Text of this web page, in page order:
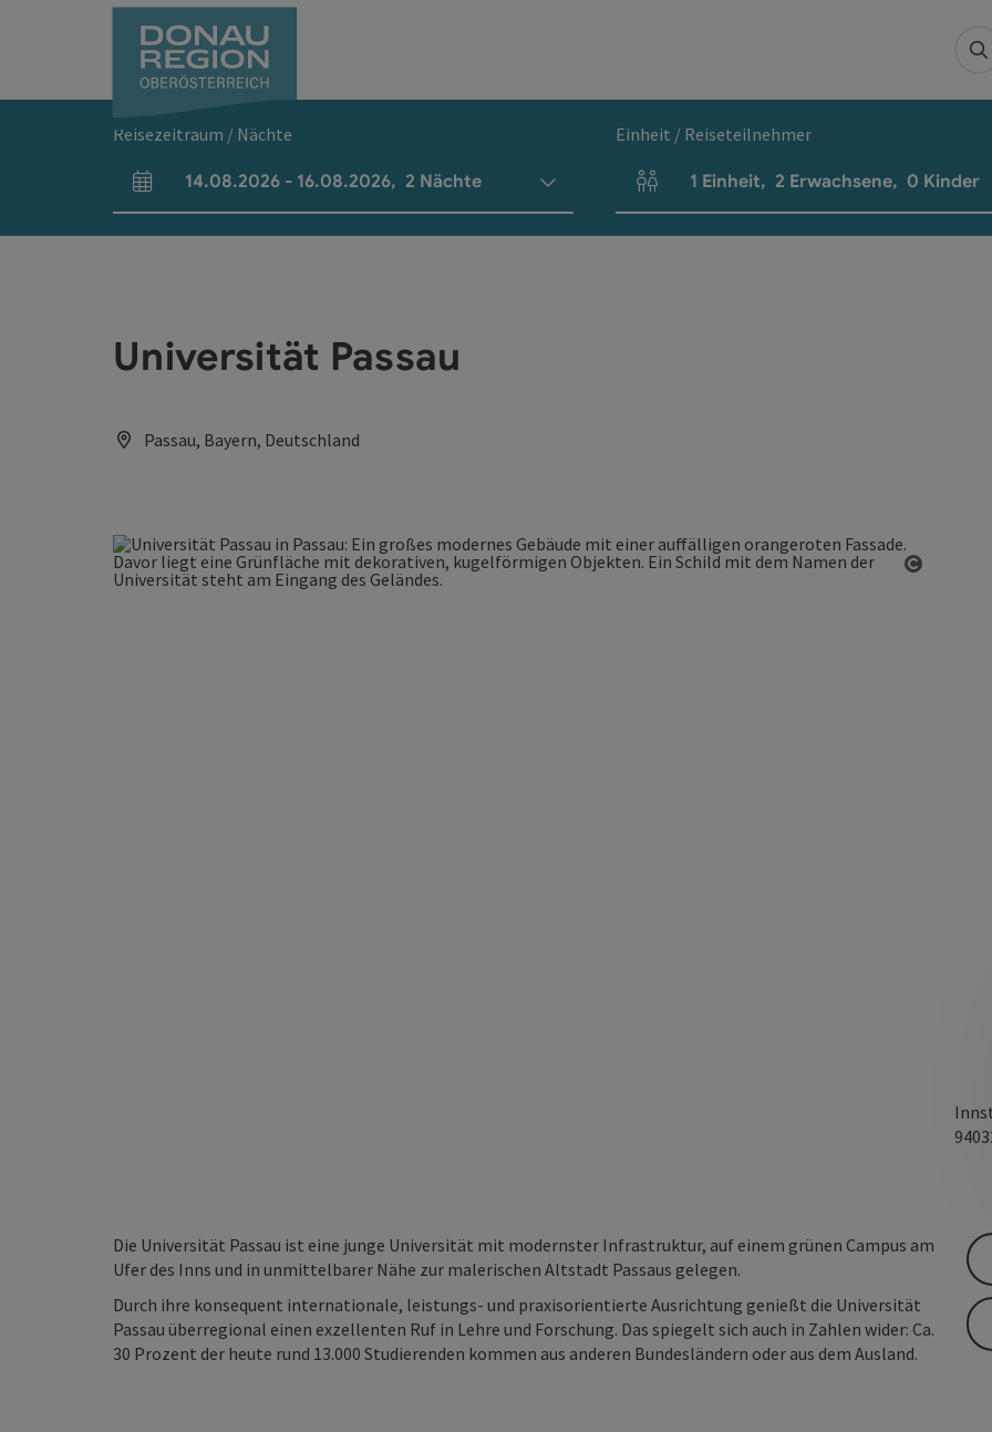
Reisezeitraum / Nächte
An- und Abreisefelder
14.08.2026 - 16.08.2026, 2 Nächte
Einheit / Reiseteilnehmer
Einheitenanzahl und Personenfelder
1 Einheit, 2 Erwachsene, 0 Kinder
Universität Passau
Passau, Bayern, Deutschland
Die Universität Passau ist eine junge Universität mit modernster Infrastruktur, auf einem grünen Campus am
Ufer des Inns und in unmittelbarer Nähe zur malerischen Altstadt Passaus gelegen.
Durch ihre konsequent internationale, leistungs- und praxisorientierte Ausrichtung genießt die Universität
Passau überregional einen exzellenten Ruf in Lehre und Forschung. Das spiegelt sich auch in Zahlen wider: Ca.
30 Prozent der heute rund 13.000 Studierenden kommen aus anderen Bundesländern oder aus dem Ausland.